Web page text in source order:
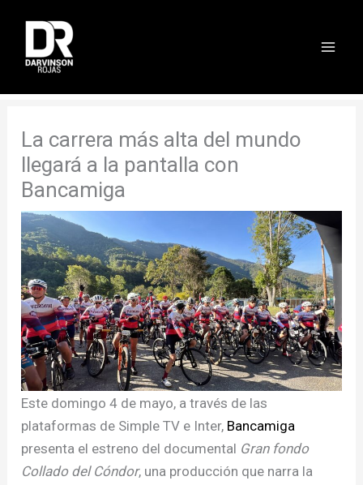
contenido
La carrera más alta del mundo
llegará a la pantalla con
Bancamiga
Este domingo 4 de mayo, a través de las
plataformas de Simple TV e Inter, Bancamiga
presenta el estreno del documental Gran fondo
Collado del Cóndor, una producción que narra la